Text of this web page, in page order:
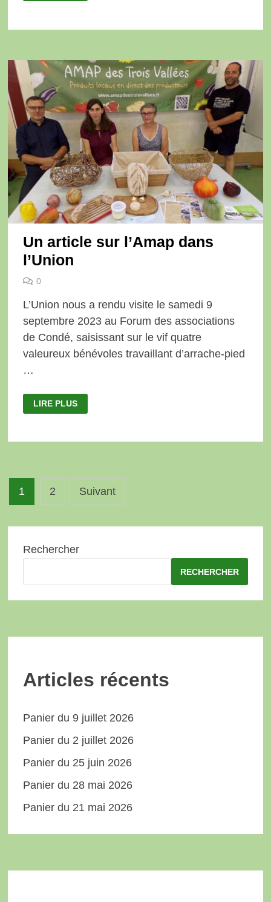
GOURMANDISES
SALÉES
Un article sur l’Amap dans
l’Union
0
L’Union nous a rendu visite le samedi 9
septembre 2023 au Forum des associations
de Condé, saisissant sur le vif quatre
valeureux bénévoles travaillant d’arrache-pied
…
UN
ARTICLE
SUR
L’UNION
LIRE PLUS
Pagination
des
1 2 Suivant
Rechercher
RECHERCHER
Articles récents
Panier du 9 juillet 2026
Panier du 2 juillet 2026
Panier du 25 juin 2026
Panier du 28 mai 2026
Panier du 21 mai 2026